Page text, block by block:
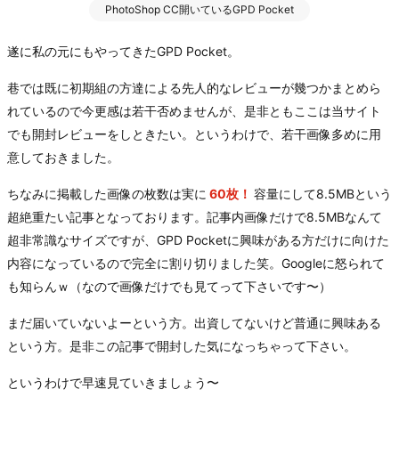
PhotoShop CC開いているGPD Pocket
遂に私の元にもやってきたGPD Pocket。
巷では既に初期組の方達による先人的なレビューが幾つかまとめら
れているので今更感は若干否めませんが、是非ともここは当サイト
でも開封レビューをしときたい。というわけで、若干画像多めに用
意しておきました。
ちなみに掲載した画像の枚数は実に 60枚！ 容量にして8.5MBという
超絶重たい記事となっております。記事内画像だけで8.5MBなんて
超非常識なサイズですが、GPD Pocketに興味がある方だけに向けた
内容になっているので完全に割り切りました笑。Googleに怒られて
も知らんｗ（なので画像だけでも見てって下さいです〜）
まだ届いていないよーという方。出資してないけど普通に興味ある
という方。是非この記事で開封した気になっちゃって下さい。
というわけで早速見ていきましょう〜